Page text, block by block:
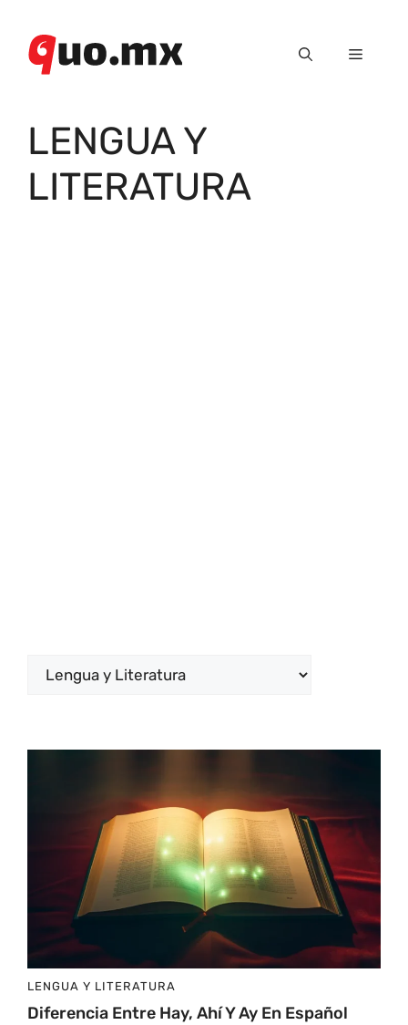
contenido
Menú
LENGUA Y
LITERATURA
Categorías
LENGUA Y LITERATURA
Diferencia Entre Hay, Ahí Y Ay En Español